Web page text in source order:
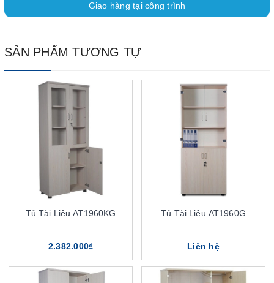
Giao hàng tại công trình
SẢN PHẨM TƯƠNG TỰ
Tủ Tài Liệu AT1960KG
2.382.000₫
Tủ Tài Liệu AT1960G
Liên hệ